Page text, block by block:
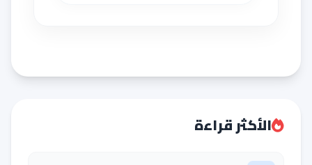
الأكثر قراءة